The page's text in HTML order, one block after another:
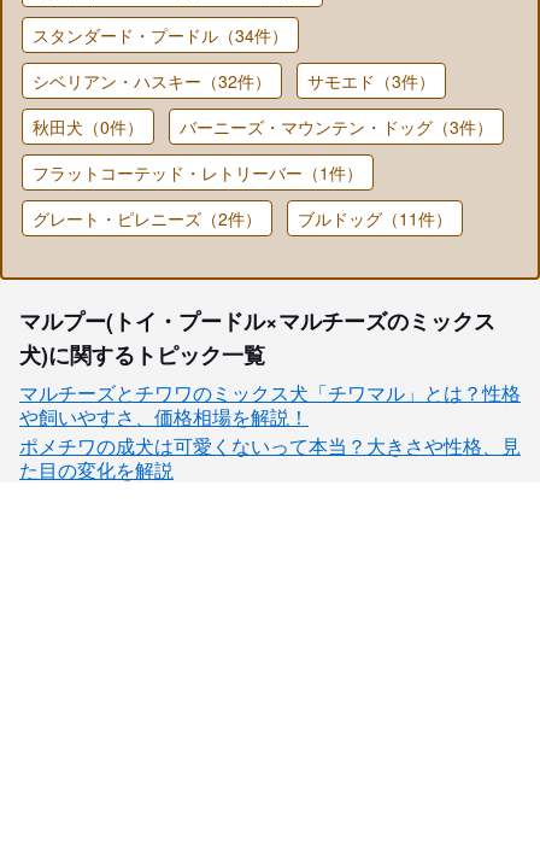
スタンダード・プードル（34件）
シベリアン・ハスキー（32件）
サモエド（3件）
秋田犬（0件）
バーニーズ・マウンテン・ドッグ（3件）
フラットコーテッド・レトリーバー（1件）
グレート・ピレニーズ（2件）
ブルドッグ（11件）
マルプー(トイ・プードル×マルチーズのミックス
犬)に関するトピック一覧
マルチーズとチワワのミックス犬「チワマル」とは？性格
や飼いやすさ、価格相場を解説！
ポメチワの成犬は可愛くないって本当？大きさや性格、見
た目の変化を解説